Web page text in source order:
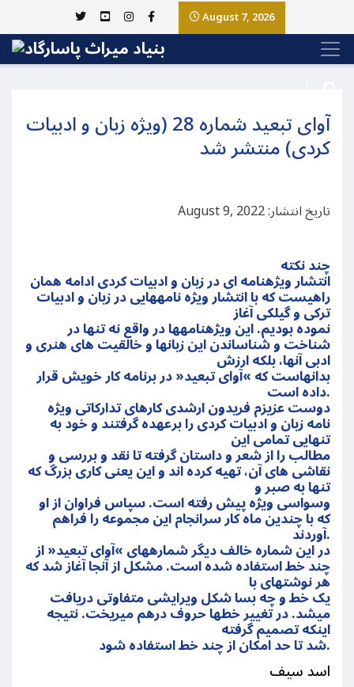
August 7, 2026
آوای تبعید شماره 28 (ويژه زبان و ادبیات
کردی) منتشر شد
تاریخ انتشار: August 9, 2022
چند نکته
انتشار ویژهنامه ای در زبان و ادبیات کردی ادامه همان
راهیست که با انتشار ویژه نامههایی در زبان و ادبیات
ترکی و گیلکی آغاز
نموده بودیم. این ویژهنامهها در واقع نه تنها در
شناخت و شناساندن این زبانها و خالقیت های هنری و
ادبی آنها، بلکه ارزش
بدانهاست که »آوای تبعید« در برنامه کار خویش قرار
داده است.
دوست عزیزم فریدون ارشدی کارهای تدارکاتی ویژه
نامه زبان و ادبیات کردی را برعهده گرفتند و خود به
تنهایی تمامی این
مطالب را از شعر و داستان گرفته تا نقد و بررسی و
نقاشی های آن، تهیه کرده اند و این یعنی کاری بزرگ که
تنها به صبر و
وسواسی ویژه پیش رفته است. سپاس فراوان از او
که با چندین ماه کار سرانجام این مجموعه را فراهم
آوردند.
در این شماره خالف دیگر شمارههای »آوای تبعید« از
چند خط استفاده شده است. مشکل از آنجا آغاز شد که
هر نوشتهای با
یک خط و چه بسا شکل ویرایشی متفاوتی دریافت
میشد. در تغییر خطها حروف درهم میریخت. نتیجه
اینکه تصمیم گرفته
شد تا حد امکان از چند خط استفاده شود.
اسد سیف